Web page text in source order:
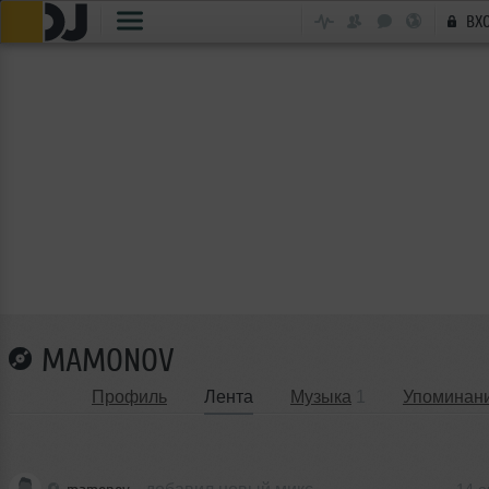
MAMONOV
Профиль Лента Музыка